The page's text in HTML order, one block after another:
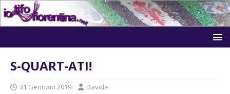
S-QUART-ATI!
31 Gennaio 2019 Davide